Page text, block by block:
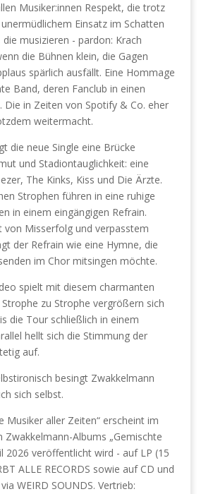
Musiker:innen Respekt, die trotz
Einsatz im Schatten
die musizieren - pardon: Krach
die Bühnen klein, die Gagen
spärlich ausfällt. Eine Hommage
Band, deren Fanclub in einen
Die in Zeiten von Spotify & Co. eher
weitermacht.
die neue Single eine Brücke
und Stadiontauglichkeit: eine
The Kinks, Kiss und Die Ärzte.
Strophen führen in eine ruhige
in einem eingängigen Refrain.
von Misserfolg und verpasstem
der Refrain wie eine Hymne, die
im Chor mitsingen möchte.
spielt mit diesem charmanten
zu Strophe vergrößern sich
die Tour schließlich in einem
hellt sich die Stimmung der
auf.
besingt Zwakkelmann
sich selbst.
Musiker aller Zeiten“ erscheint im
Zwakkelmann-Albums „Gemischte
2026 veröffentlicht wird - auf LP (15
ALLE RECORDS sowie auf CD und
WEIRD SOUNDS. Vertrieb: